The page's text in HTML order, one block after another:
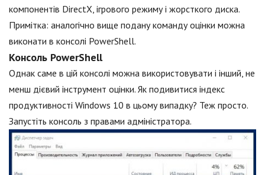
компонентів DirectX, ігрового режиму і жорсткого диска.
Примітка: аналогічно вище подану команду оцінки можна
виконати в консолі PowerShell.
Консоль PowerShell
Однак саме в цій консолі можна використовувати і інший, не
менш дієвий інструмент оцінки. Як подивитися індекс
продуктивності Windows 10 в цьому випадку? Теж просто.
Запустіть консоль з правами адміністратора.